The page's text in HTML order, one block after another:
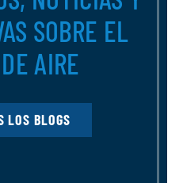
SOBRE EL
AIRE
LOS BLOGS